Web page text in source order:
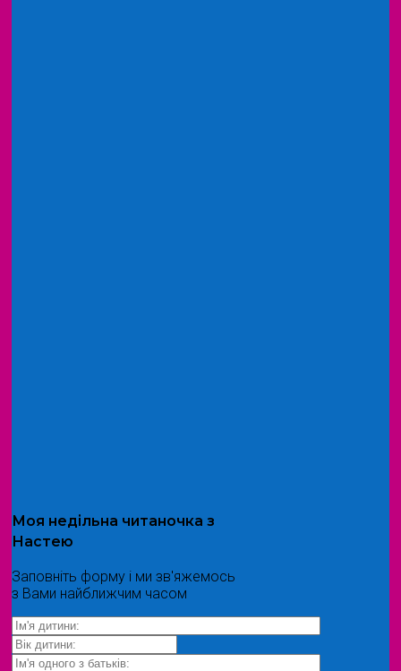
Моя недільна читаночка з
Настею
Заповніть форму і ми зв'яжемось
з Вами найближчим часом